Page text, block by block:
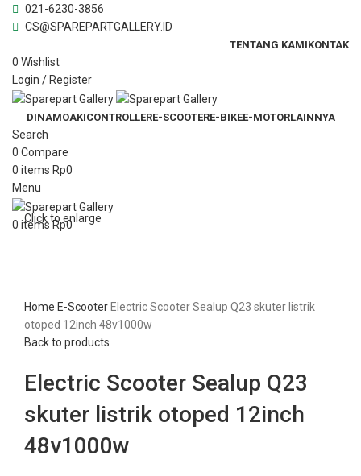
021-6230-3856
CS@SPAREPARTGALLERY.ID
TENTANG KAMIKONTAK
0 Wishlist
Login / Register
DINAMOAKICONTROLLERE-SCOOTERE-BIKEE-MOTORLAINNYA
Search
0 Compare
0 items Rp0
Menu
0 items Rp0
Click to enlarge
Home E-Scooter Electric Scooter Sealup Q23 skuter listrik
otoped 12inch 48v1000w
Back to products
Electric Scooter Sealup Q23
skuter listrik otoped 12inch
48v1000w